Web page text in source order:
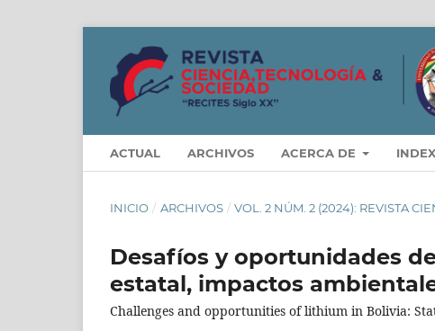
ACTUAL ARCHIVOS ACERCA DE
INICIO / ARCHIVOS / VOL. 2 NÚM. 2 (2024): REVISTA
Desafíos y oportunidades
estatal, impactos
Challenges and opportunities of lithium in Bolivia: